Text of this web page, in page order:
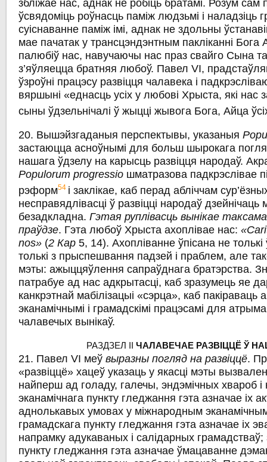
збліжае нас, аднак не робіць братамі. Розум
ўсвядоміць роўнасць паміж людзьмі i наладзіць
суіснаванне паміж імі, аднак не здольны
мае пачатак у трансцэндэнтным пакліканні
палюбіў нас, навучаючы нас праз свайго Сына
з’яўляецца братняя любоў. Павел VI,
ўзроўні працэсу развіцця чалавека і
вяршыні «еднасць усіх у любові Хрыста, які нас
сыны ўдзельнічалі ў жыцці жывога Бога, Айца
20. Вышэйзгаданыя перспектывы, указаныя
застаюцца асноўнымі для больш шырокага
нашага ўдзелу на карысць развіцця народаў.
Populorum progressio шматразова падкрэслівае
рэформ54 i заклікае, каб перад абліччам
несправядлівасці ў развіцці народаў дзейнічаць
безадкладна.Гэтая руплівасць вынікае
праўдзе. Гэта любоў Хрыста ахоплівае нас:
nos» (2 Кар5, 14). Ахопліванне ўпісана не
толькі з прыспешвання падзей i праблем, але
мэты: ажыццяўлення сапраўднага братэрства.
патрабуе ад нас адкрытасці, каб зразумець яе
канкрэтнай мабілізацыі «сэрца», каб пакіраваць
эканамічнымі і грамадскімі працэсамі для
чалавечых вынікаў.
РАЗДЗЕЛ II ЧАЛАВЕЧАЕ РАЗВІЦЦЁ Ў
21. Павел VI меўвыразны погляд на развіццё.
«развіццё» хацеў указаць у якасці мэты
найперш ад голаду, галечы, эндэмічных хвароб i
эканамічнага пункту гледжання гэта азначае іх
аднолькавых умовах у міжнародным
грамадскага пункту гледжання гэта азначае іх
напрамку адукаваных і салідарных грамадстваў;
пункту гледжання гэта азначае ўмацаванне